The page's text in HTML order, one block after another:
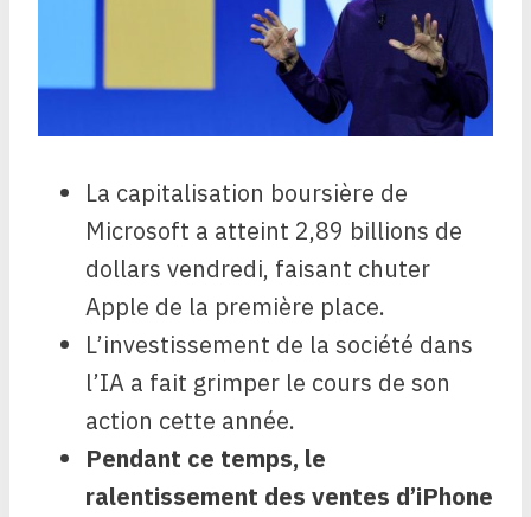
La capitalisation boursière de
Microsoft a atteint 2,89 billions de
dollars vendredi, faisant chuter
Apple de la première place.
L’investissement de la société dans
l’IA a fait grimper le cours de son
action cette année.
Pendant ce temps, le
ralentissement des ventes d’iPhone